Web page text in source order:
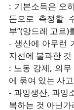
: 기본소득은 오
돈으로 측정할
부”(앙드레 고르)
- 생산에 아무런
자선에 불과한
: 노동 강제, 의
에 묶여 있는 사고
- 과잉생산, 과잉
복하는 것 아닌